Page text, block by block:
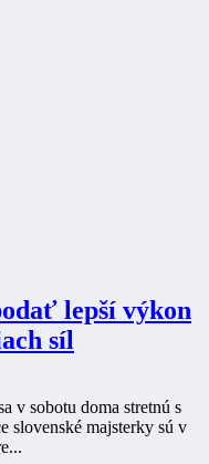
lepší výkon
síl
v sobotu doma stretnú s
slovenské majsterky sú v